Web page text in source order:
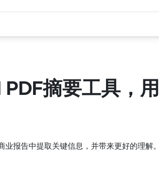
摘要工具，
报告中提取关键信息，并带来更好的理解